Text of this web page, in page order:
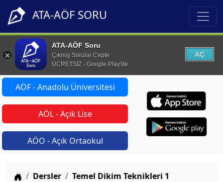
ATA-AÖF SORU
ATA-AÖF Soru
Çıkmış Sorular Cepte
ÜCRETSİZ - Google Play'de
AÇ
AÖF - Anadolu Üniversitesi
AÖL - Açık Lise
AÖO - Açık Ortaokul
Anasayfa
Dersler
Temel Dikim Teknikleri 1